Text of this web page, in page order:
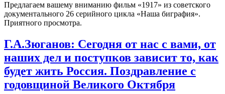
Предлагаем вашему вниманию фильм «1917» из советского
документального 26 серийного цикла «Наша биграфия».
Приятного просмотра.
Г.А.Зюганов: Сегодня от нас с вами, от
наших дел и поступков зависит то, как
будет жить Россия. Поздравление с
годовщиной Великого Октября